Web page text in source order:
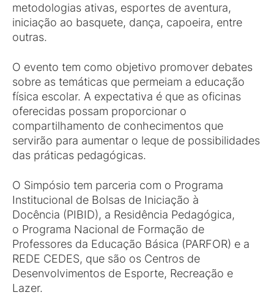
metodologias ativas, esportes de aventura,
iniciação ao basquete, dança, capoeira, entre
outras.
O evento tem como objetivo promover debates
sobre as temáticas que permeiam a educação
física escolar. A expectativa é que as oficinas
oferecidas possam proporcionar o
compartilhamento de conhecimentos que
servirão para aumentar o leque de possibilidades
das práticas pedagógicas.
O Simpósio tem parceria com o Programa
Institucional de Bolsas de Iniciação à
Docência (PIBID), a Residência Pedagógica,
o Programa Nacional de Formação de
Professores da Educação Básica (PARFOR) e a
REDE CEDES, que são os Centros de
Desenvolvimentos de Esporte, Recreação e
Lazer.